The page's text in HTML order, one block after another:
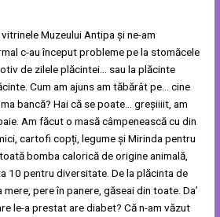
Muzeului Antipa și ne-am
c-au început probleme pe la stomăcele
de zilele plăcintei… sau la plăcinte
Cum am ajuns am tăbărât pe… cine
bancă? Hai că se poate… greșiiiit, am
Am făcut o masă câmpenească cu din
cartofi copți, legume și Mirinda pentru
bomba calorică de origine animală,
10 pentru diversitate. De la plăcinta de
pere în panere, găseai din toate. Da’
le-a prestat are diabet? Că n-am văzut